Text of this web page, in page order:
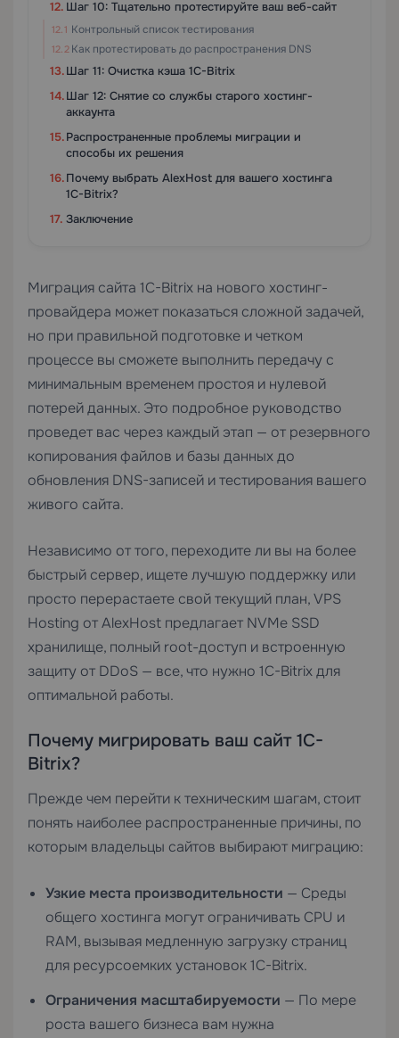
Шаг 10: Тщательно протестируйте ваш веб-сайт
Контрольный список тестирования
Как протестировать до распространения DNS
Шаг 11: Очистка кэша 1C-Bitrix
Шаг 12: Снятие со службы старого хостинг-
аккаунта
Распространенные проблемы миграции и
способы их решения
Почему выбрать AlexHost для вашего хостинга
1C-Bitrix?
Заключение
Миграция сайта 1C-Bitrix на нового хостинг-
провайдера может показаться сложной задачей,
но при правильной подготовке и четком
процессе вы сможете выполнить передачу с
минимальным временем простоя и нулевой
потерей данных. Это подробное руководство
проведет вас через каждый этап — от резервного
копирования файлов и базы данных до
обновления DNS-записей и тестирования вашего
живого сайта.
Независимо от того, переходите ли вы на более
быстрый сервер, ищете лучшую поддержку или
просто перерастаете свой текущий план,VPS
Hosting от AlexHost предлагает NVMe SSD
хранилище, полный root-доступ и встроенную
защиту от DDoS — все, что нужно 1C-Bitrix для
оптимальной работы.
Почему мигрировать ваш сайт 1C-
Bitrix?
Прежде чем перейти к техническим шагам, стоит
понять наиболее распространенные причины, по
которым владельцы сайтов выбирают миграцию:
Узкие места производительности — Среды
общего хостинга могут ограничивать CPU и
RAM, вызывая медленную загрузку страниц
для ресурсоемких установок 1C-Bitrix.
Ограничения масштабируемости — По мере
роста вашего бизнеса вам нужна